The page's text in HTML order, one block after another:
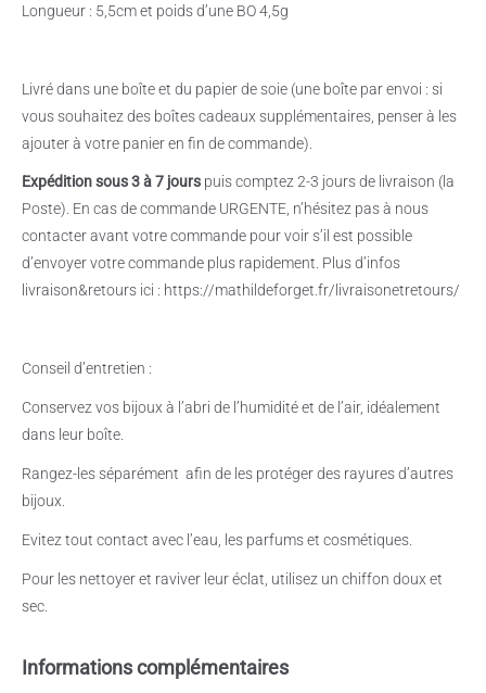
Longueur : 5,5cm et poids d’une BO 4,5g
Livré dans une boîte et du papier de soie (une boîte par envoi : si
vous souhaitez des boîtes cadeaux supplémentaires, penser à les
ajouter à votre panier en fin de commande).
Expédition sous 3 à 7 jours puis comptez 2-3 jours de livraison (la
Poste). En cas de commande URGENTE, n’hésitez pas à nous
contacter avant votre commande pour voir s’il est possible
d’envoyer votre commande plus rapidement. Plus d’infos
livraison&retours ici : https://mathildeforget.fr/livraisonetretours/
Conseil d’entretien :
Conservez vos bijoux à l’abri de l’humidité et de l’air, idéalement
dans leur boîte.
Rangez-les séparément afin de les protéger des rayures d’autres
bijoux.
Evitez tout contact avec l’eau, les parfums et cosmétiques.
Pour les nettoyer et raviver leur éclat, utilisez un chiffon doux et
sec.
Informations complémentaires